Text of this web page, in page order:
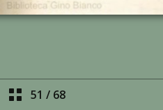
51 / 68